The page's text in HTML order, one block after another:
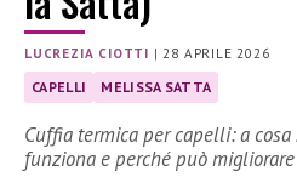
LUCREZIA CIOTTI | 28 APRILE 2026
CAPELLI MELISSA SATTA
Cuffia termica per capelli: a cosa
funziona e perché può